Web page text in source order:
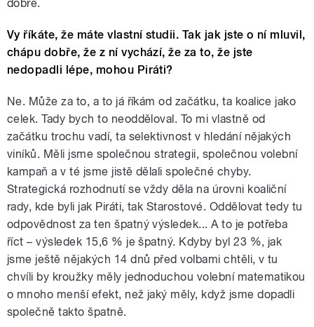
dobře.
Vy říkáte, že máte vlastní studii. Tak jak jste o ní mluvil,
chápu dobře, že z ní vychází, že za to, že jste
nedopadli lépe, mohou Piráti?
Ne. Může za to, a to já říkám od začátku, ta koalice jako
celek. Tady bych to neodděloval. To mi vlastně od
začátku trochu vadí, ta selektivnost v hledání nějakých
viníků. Měli jsme společnou strategii, společnou volební
kampaň a v té jsme jistě dělali společné chyby.
Strategická rozhodnutí se vždy děla na úrovni koaliční
rady, kde byli jak Piráti, tak Starostové. Oddělovat tedy tu
odpovědnost za ten špatný výsledek... A to je potřeba
říct – výsledek 15,6 % je špatný. Kdyby byl 23 %, jak
jsme ještě nějakých 14 dnů před volbami chtěli, v tu
chvíli by kroužky měly jednoduchou volební matematikou
o mnoho menší efekt, než jaký měly, když jsme dopadli
společně takto špatně.